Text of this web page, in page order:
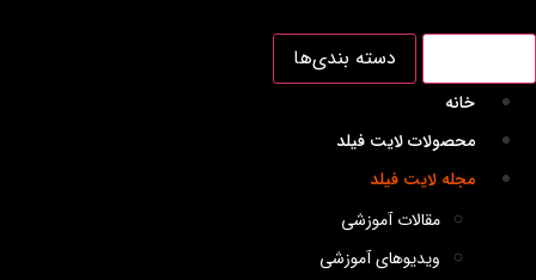
دسته بندی‌ها
خانه
محصولات لایت فیلد
مجله لایت فیلد
مقالات آموزشی
ویدیوهای آموزشی